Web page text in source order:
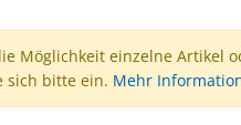
Möglichkeit einzelne Artikel
sich bitte ein. Mehr